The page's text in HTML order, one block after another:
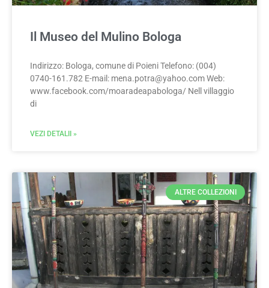
Il Museo del Mulino Bologa
Indirizzo: Bologa, comune di Poieni Telefono: (004)
0740-161.782 E-mail: mena.potra@yahoo.comWeb:
www.facebook.com/moaradeapabologa/ Nell villaggio
di
VEZI DETALII »
ALTRE COLLEZIONI